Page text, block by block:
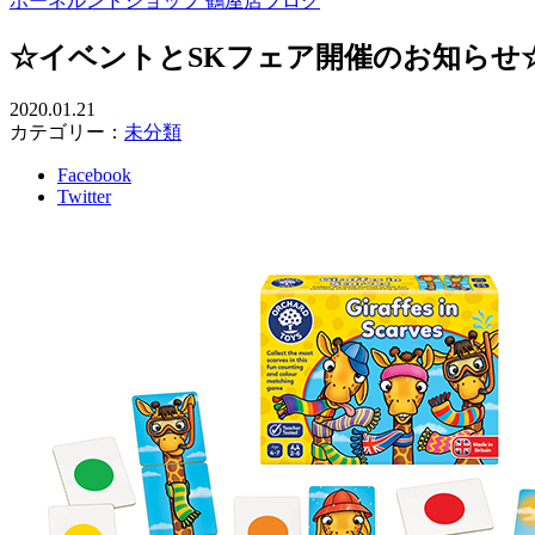
☆イベントとSKフェア開催のお知ら
2020.01.21
カテゴリー： 未分類
Facebook
Twitter